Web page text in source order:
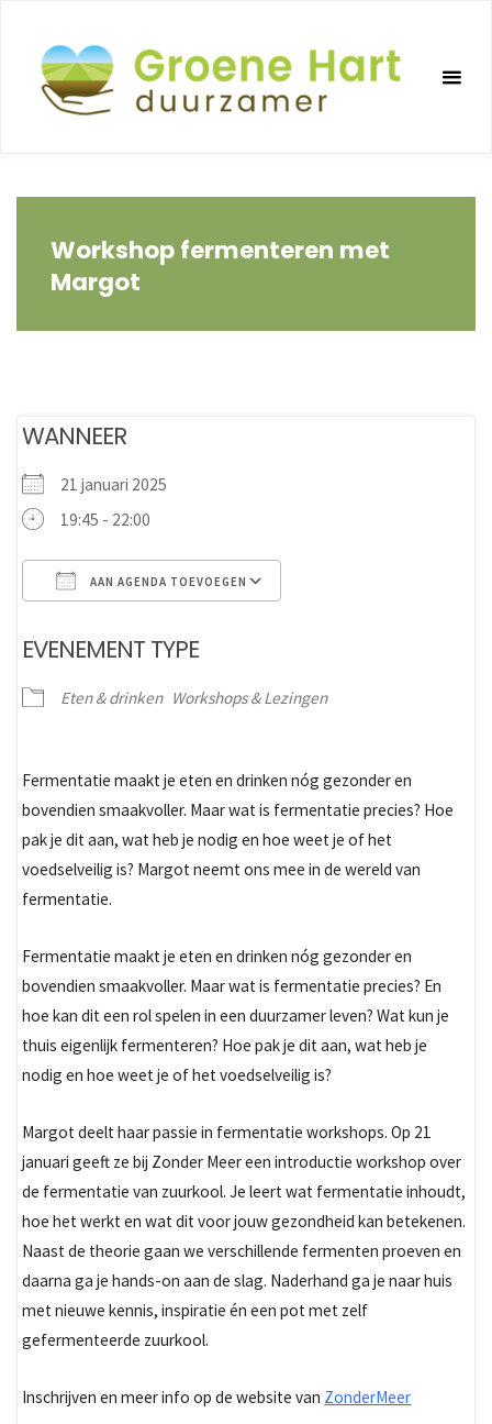
inhoud
Workshop fermenteren met
Margot
WANNEER
21 januari 2025
19:45 - 22:00
AAN AGENDA TOEVOEGEN
EVENEMENT TYPE
Eten & drinken Workshops & Lezingen
Fermentatie maakt je eten en drinken nóg gezonder en
bovendien smaakvoller. Maar wat is fermentatie precies? Hoe
pak je dit aan, wat heb je nodig en hoe weet je of het
voedselveilig is? Margot neemt ons mee in de wereld van
fermentatie.
Fermentatie maakt je eten en drinken nóg gezonder en
bovendien smaakvoller. Maar wat is fermentatie precies? En
hoe kan dit een rol spelen in een duurzamer leven? Wat kun je
thuis eigenlijk fermenteren? Hoe pak je dit aan, wat heb je
nodig en hoe weet je of het voedselveilig is?
Margot deelt haar passie in fermentatie workshops. Op 21
januari geeft ze bij Zonder Meer een introductie workshop over
de fermentatie van zuurkool. Je leert wat fermentatie inhoudt,
hoe het werkt en wat dit voor jouw gezondheid kan betekenen.
Naast de theorie gaan we verschillende fermenten proeven en
daarna ga je hands-on aan de slag. Naderhand ga je naar huis
met nieuwe kennis, inspiratie én een pot met zelf
gefermenteerde zuurkool.
Inschrijven en meer info op de website van ZonderMeer